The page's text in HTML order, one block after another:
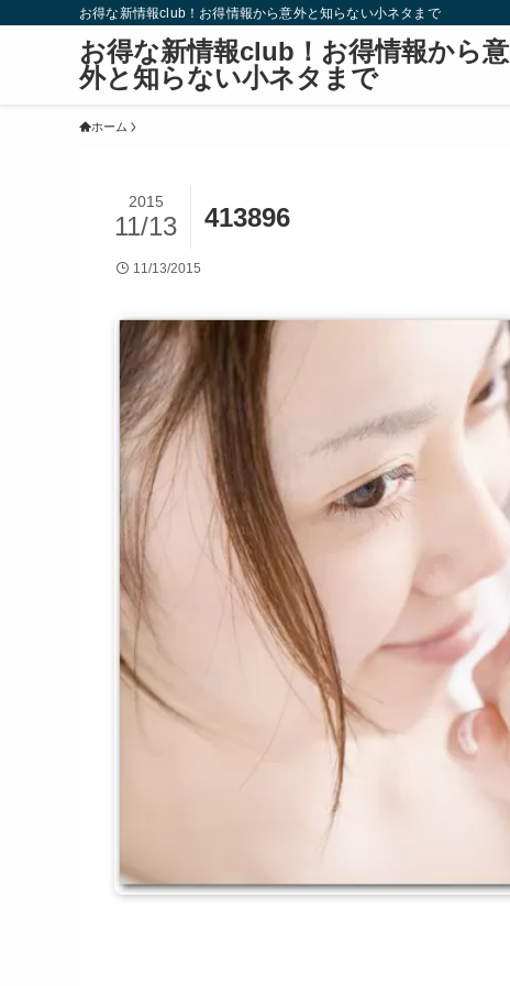
お得な新情報club！お得情報から意外と知らない小ネタまで
お得な新情報club！お得情報から意
外と知らない小ネタまで
ホーム
413896
2015
11/13
11/13/2015